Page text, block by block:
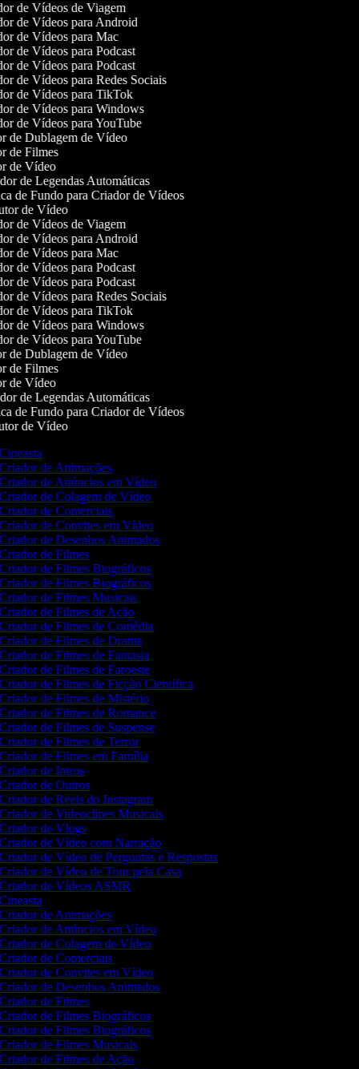
de Vídeos de Viagem
de Vídeos para Android
de Vídeos para Mac
de Vídeos para Podcast
de Vídeos para Podcast
de Vídeos para Redes Sociais
de Vídeos para TikTok
de Vídeos para Windows
de Vídeos para YouTube
de Dublagem de Vídeo
de Filmes
de Vídeo
de Legendas Automáticas
de Fundo para Criador de Vídeos
de Vídeo
de Vídeos de Viagem
de Vídeos para Android
de Vídeos para Mac
de Vídeos para Podcast
de Vídeos para Podcast
de Vídeos para Redes Sociais
de Vídeos para TikTok
de Vídeos para Windows
de Vídeos para YouTube
de Dublagem de Vídeo
de Filmes
de Vídeo
de Legendas Automáticas
de Fundo para Criador de Vídeos
de Vídeo
de Animações
de Anúncios em Vídeo
de Colagem de Vídeo
de Comerciais
de Convites em Vídeo
de Desenhos Animados
de Filmes
de Filmes Biográficos
de Filmes Biográficos
de Filmes Musicais
de Filmes de Ação
de Filmes de Comédia
de Filmes de Drama
de Filmes de Fantasia
de Filmes de Faroeste
de Filmes de Ficção Científica
de Filmes de Mistério
de Filmes de Romance
de Filmes de Suspense
de Filmes de Terror
de Filmes em Família
de Intros
de Outros
de Reels do Instagram
de Videoclipes Musicais
de Vlogs
de Vídeo com Narração
de Vídeo de Perguntas e Respostas
de Vídeo de Tour pela Casa
de Vídeos ASMR
de Animações
de Anúncios em Vídeo
de Colagem de Vídeo
de Comerciais
de Convites em Vídeo
de Desenhos Animados
de Filmes
de Filmes Biográficos
de Filmes Biográficos
de Filmes Musicais
de Filmes de Ação